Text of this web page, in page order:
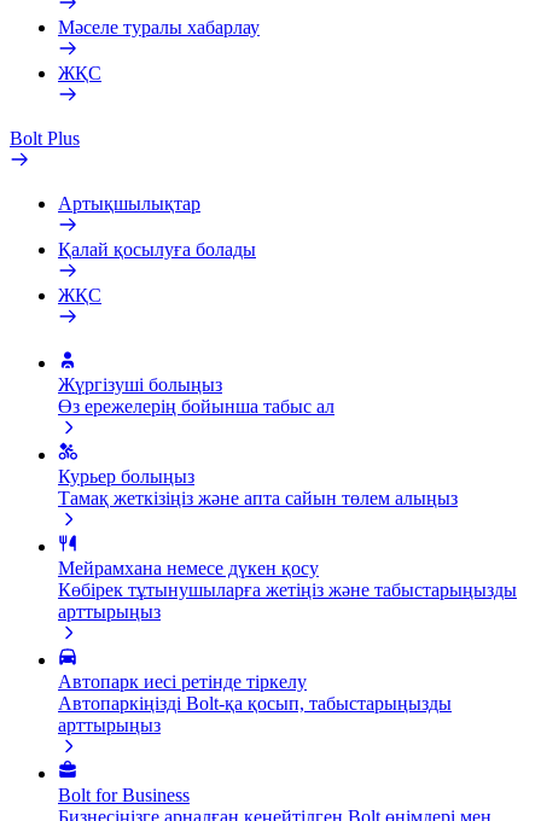
Мәселе туралы хабарлау
ЖҚС
Bolt Plus
Артықшылықтар
Қалай қосылуға болады
ЖҚС
Жүргізуші болыңыз
Өз ережелерің бойынша табыс ал
Курьер болыңыз
Тамақ жеткізіңіз және апта сайын төлем алыңыз
Мейрамхана немесе дүкен қосу
Көбірек тұтынушыларға жетіңіз және табыстарыңызды
арттырыңыз
Автопарк иесі ретінде тіркелу
Автопаркіңізді Bolt-қа қосып, табыстарыңызды
арттырыңыз
Bolt for Business
Бизнесіңізге арналған кеңейтілген Bolt өнімдері мен